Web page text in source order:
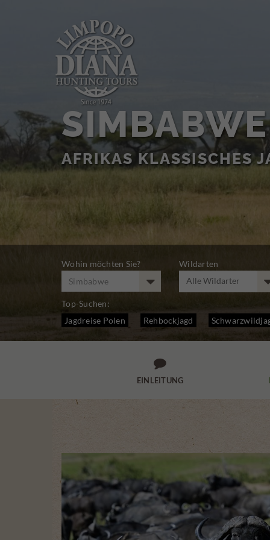
SIMBABWE
AFRIKAS KLASSISCHES
Wohin möchten Sie?
Simbabwe
Wildarten
Top-Suchen:
Jagdreise Polen
Rehbockjagd

EINLEITUNG